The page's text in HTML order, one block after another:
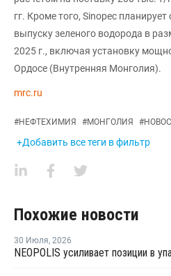
гг. Кроме того, Sinopec
выпуску зеленого водорода в
2025 г., включая установку
Ордосе (Внутренняя Монголия).
mrc.ru
#НЕФТЕХИМИЯ #МОНГОЛИЯ #
+Добавить все теги в фильтр
Похожие новости
30 Июля, 2026